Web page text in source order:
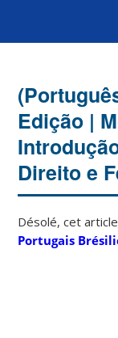
Edição |
Direito e
Désolé, cet
Portugais